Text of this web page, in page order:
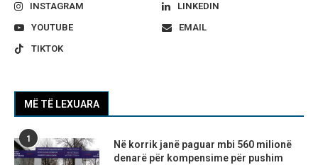
INSTAGRAM
LINKEDIN
YOUTUBE
EMAIL
TIKTOK
MË TË LEXUARA
1
Në korrik janë paguar mbi 560 milionë
denarë për kompensime për pushim